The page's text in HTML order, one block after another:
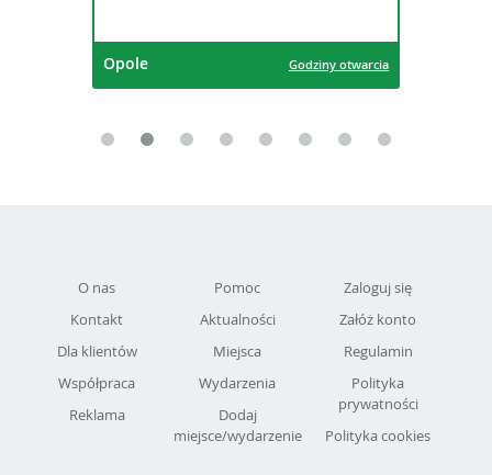
Opole Godziny otwarcia
O nas
Kontakt
Dla klientów
Współpraca
Reklama
Pomoc
Aktualności
Miejsca
Wydarzenia
Dodaj
miejsce/wydarzenie
Zaloguj się
Załóż konto
Regulamin
Polityka
prywatności
Polityka cookies